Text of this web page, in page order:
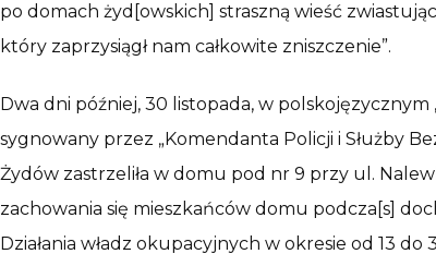
po domach żyd[owskich] straszną wieść
który zaprzysiągł nam całkowite zniszczenie”.
Dwa dni później, 30 listopada, w polskojęzycznym
sygnowany przez „Komendanta Policji i Służby
Żydów zastrzeliła w domu pod nr 9 przy ul.
zachowania się mieszkańców domu podcza[s]
Działania władz okupacyjnych w okresie od 13 do